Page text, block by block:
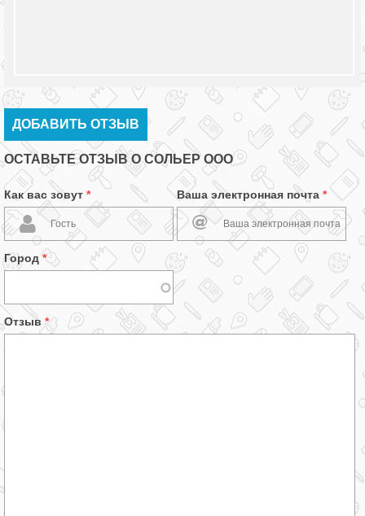
ДОБАВИТЬ ОТЗЫВ
ОСТАВЬТЕ ОТЗЫВ О СОЛЬЕР ООО
Как вас зовут * Ваша электронная почта *
Город *
Отзыв *